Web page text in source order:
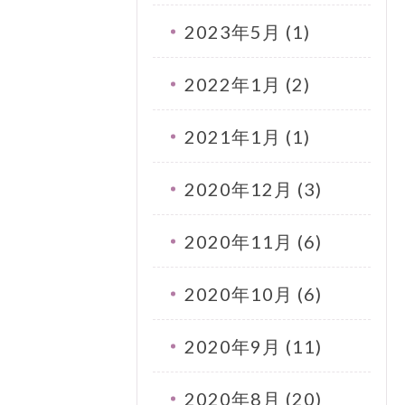
2023年5月 (1)
2022年1月 (2)
2021年1月 (1)
2020年12月 (3)
2020年11月 (6)
2020年10月 (6)
2020年9月 (11)
2020年8月 (20)